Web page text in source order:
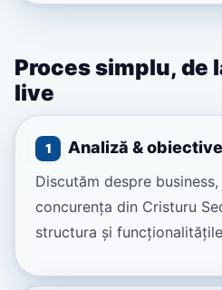
Proces simplu, de
live
1 Analiză & obiective
Discutăm despre
concurența din Cristuru
structura și